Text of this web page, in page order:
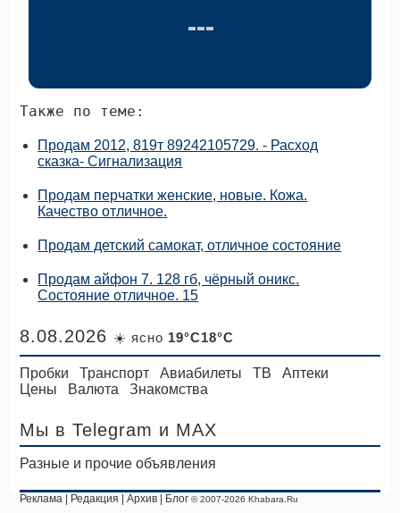
Также по теме:
Продам 2012, 819т 89242105729. - Расход
сказка- Сигнализация
Продам перчатки женские, новые. Кожа.
Качество отличное.
Продам детский самокат, отличное состояние
Продам айфон 7. 128 гб, чёрный оникс.
Состояние отличное. 15
8.08.2026 ☀️ ясно 19°C18°C
Пробки Транспорт Авиабилеты ТВ
Аптеки
Цены
Валюта Знакомства
Мы в Telegram и MAX
Разные и прочие объявления
Реклама Редакция |Архив Блог © 2007-2026 Khabara.Ru